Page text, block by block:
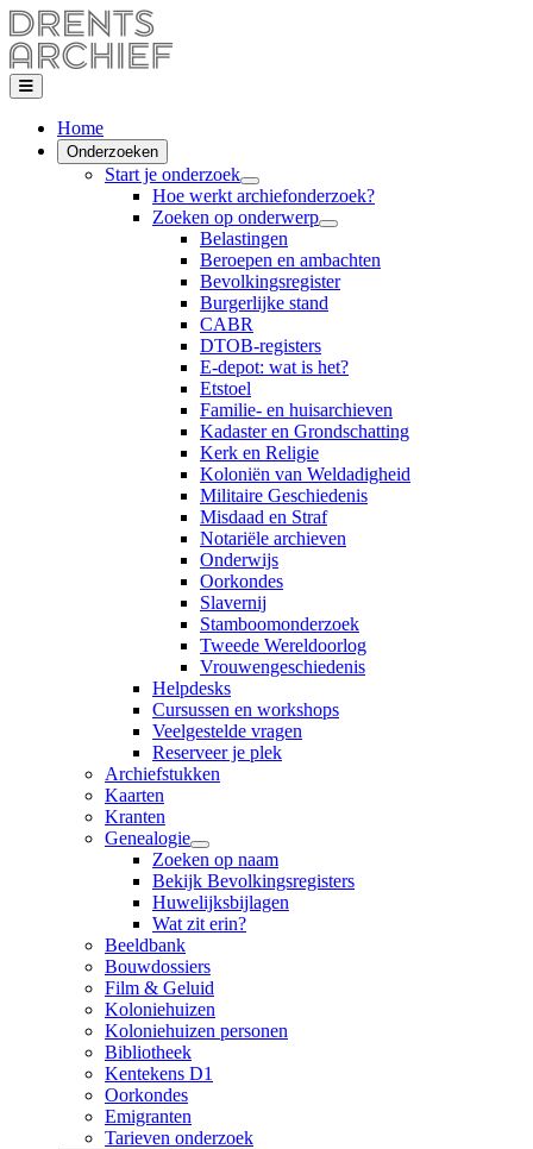
Home
Onderzoeken
Start je onderzoek
Hoe werkt archiefonderzoek?
Zoeken op onderwerp
Belastingen
Beroepen en ambachten
Bevolkingsregister
Burgerlijke stand
CABR
DTOB-registers
E-depot: wat is het?
Etstoel
Familie- en huisarchieven
Kadaster en Grondschatting
Kerk en Religie
Koloniën van Weldadigheid
Militaire Geschiedenis
Misdaad en Straf
Notariële archieven
Onderwijs
Oorkondes
Slavernij
Stamboomonderzoek
Tweede Wereldoorlog
Vrouwengeschiedenis
Helpdesks
Cursussen en workshops
Veelgestelde vragen
Reserveer je plek
Archiefstukken
Kaarten
Kranten
Genealogie
Zoeken op naam
Bekijk Bevolkingsregisters
Huwelijksbijlagen
Wat zit erin?
Beeldbank
Bouwdossiers
Film & Geluid
Koloniehuizen
Koloniehuizen personen
Bibliotheek
Kentekens D1
Oorkondes
Emigranten
Tarieven onderzoek